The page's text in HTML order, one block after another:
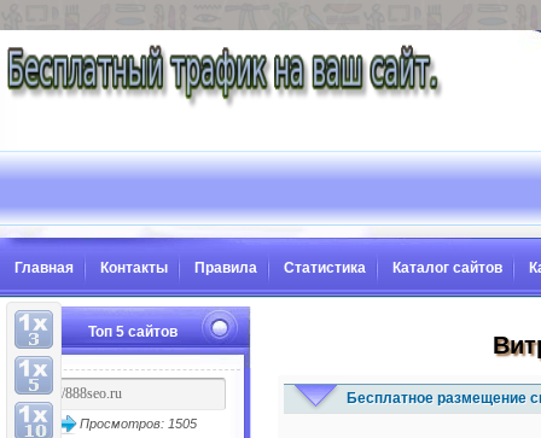
Главная Контакты Правила Статистика Каталог сайтов
Топ 5 сайтов
Просмотров: 1505
Бесплатное размещение